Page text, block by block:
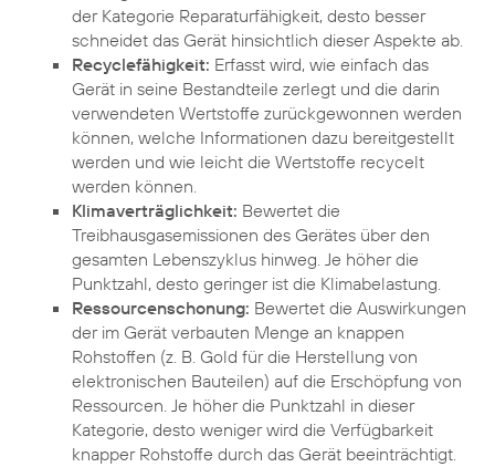
der Kategorie Reparaturfähigkeit, desto besser
schneidet das Gerät hinsichtlich dieser Aspekte ab.
Recyclefähigkeit: Erfasst wird, wie einfach das
Gerät in seine Bestandteile zerlegt und die darin
verwendeten Wertstoffe zurückgewonnen werden
können, welche Informationen dazu bereitgestellt
werden und wie leicht die Wertstoffe recycelt
werden können.
Klimaverträglichkeit: Bewertet die
Treibhausgasemissionen des Gerätes über den
gesamten Lebenszyklus hinweg. Je höher die
Punktzahl, desto geringer ist die Klimabelastung.
Ressourcenschonung: Bewertet die Auswirkungen
der im Gerät verbauten Menge an knappen
Rohstoffen (z. B. Gold für die Herstellung von
elektronischen Bauteilen) auf die Erschöpfung von
Ressourcen. Je höher die Punktzahl in dieser
Kategorie, desto weniger wird die Verfügbarkeit
knapper Rohstoffe durch das Gerät beeinträchtigt.